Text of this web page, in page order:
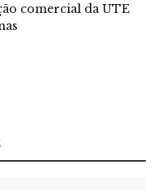
parte foi para projetos
a Rouanet tem um
comercial da UTE